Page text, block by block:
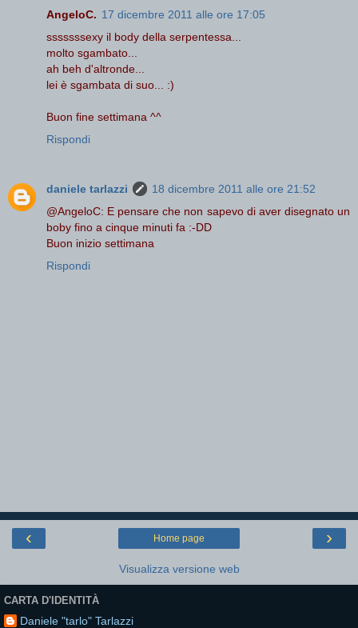
AngeloC. 17 dicembre 2011 alle ore 17:05
sssssssexy il body della serpentessa...
molto sgambato...
ah beh d'altronde...
lei è sgambata di suo... :)
Buon fine settimana ^^
Rispondi
daniele tarlazzi
18 dicembre 2011 alle ore 21:52
@AngeloC: E pensare che non sapevo di aver disegnato un
boby fino a cinque minuti fa :-DD
Buon inizio settimana
Rispondi
‹ ›
Home page
Visualizza versione web
CARTA D'IDENTITÀ
Daniele "tarlo" Tarlazzi